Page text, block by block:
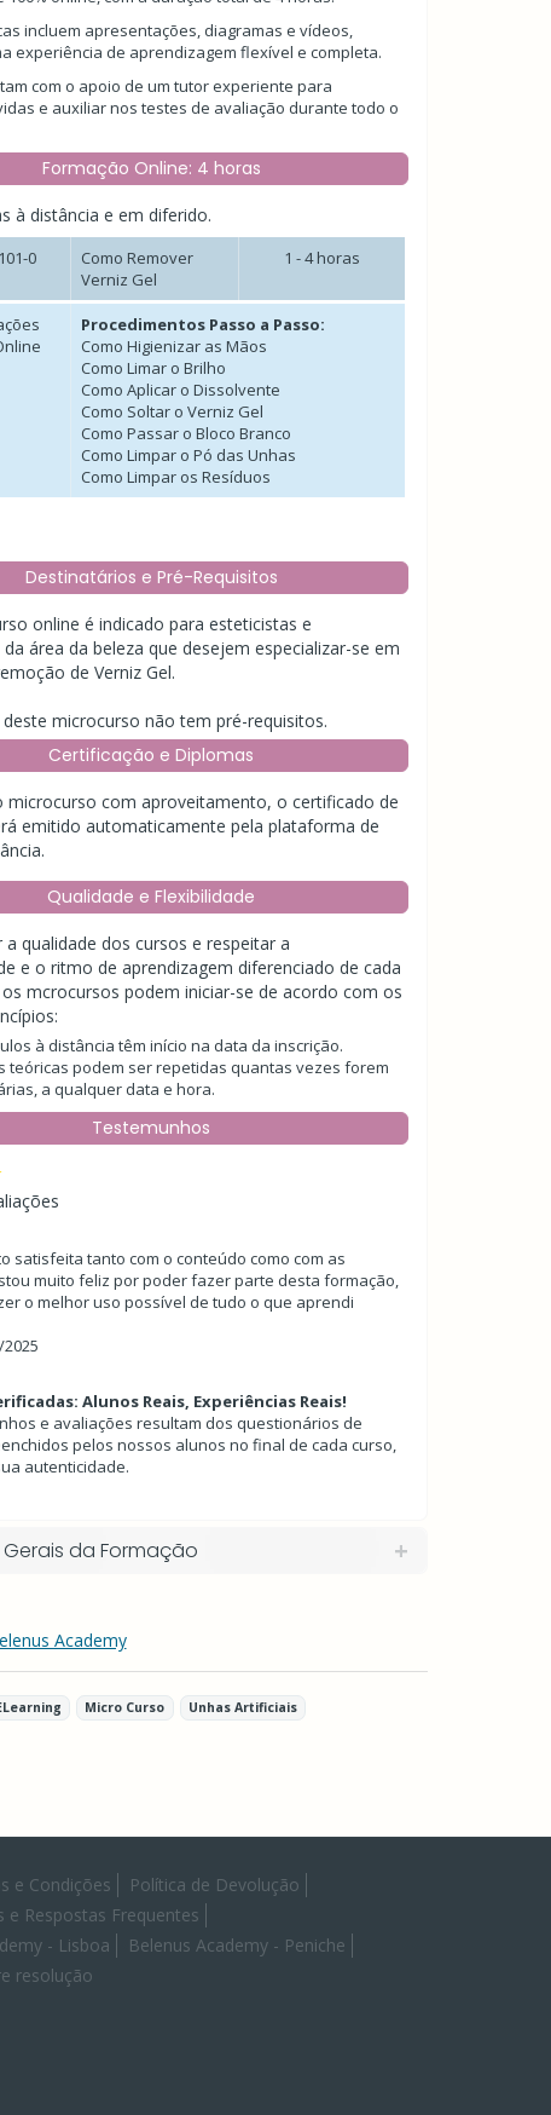
incluem apresentações, diagramas e vídeos,
experiência de aprendizagem flexível e completa.
com o apoio de um tutor experiente para
e auxiliar nos testes de avaliação durante todo o
Formação Online: 4 horas
à distância e em diferido.
0
Como Remover
Verniz Gel
1 - 4 horas
Procedimentos Passo a Passo:
Como Higienizar as Mãos
Como Limar o Brilho
Como Aplicar o Dissolvente
Como Soltar o Verniz Gel
Como Passar o Bloco Branco
Como Limpar o Pó das Unhas
Como Limpar os Resíduos
Destinatários e Pré-Requisitos
online é indicado para esteticistas e
área da beleza que desejem especializar-se em
de Verniz Gel.
microcurso não tem pré-requisitos.
Certificação e Diplomas
microcurso com aproveitamento, o certificado de
emitido automaticamente pela plataforma de
Qualidade e Flexibilidade
a qualidade dos cursos e respeitar a
e o ritmo de aprendizagem diferenciado de cada
mcrocursos podem iniciar-se de acordo com os
à distância têm início na data da inscrição.
teóricas podem ser repetidas quantas vezes forem
a qualquer data e hora.
Testemunhos
satisfeita tanto com o conteúdo como com as
muito feliz por poder fazer parte desta formação,
o melhor uso possível de tudo o que aprendi
Alunos Reais, Experiências Reais!
e avaliações resultam dos questionários de
pelos nossos alunos no final de cada curso,
autenticidade.
da Formação
Academy
Micro Curso Unhas Artificiais
e Condições
Política de Devolução
e Respostas Frequentes
- Lisboa
Belenus Academy - Peniche
resolução